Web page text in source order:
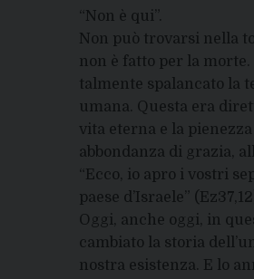
“Non è qui”.
Non può trovarsi nella
non è fatto per la
talmente spalancato la
umana. Questa era
vita eterna e la
abbondanza di grazia,
“Ecco, io apro i vostri
paese d’Israele”
Oggi, anche oggi, in
cambiato la storia
nostra esistenza. E lo